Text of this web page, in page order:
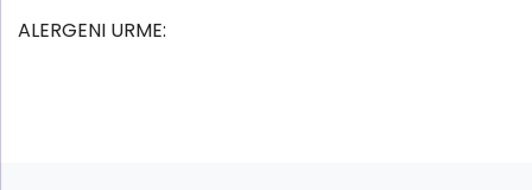
ALERGENI URME: